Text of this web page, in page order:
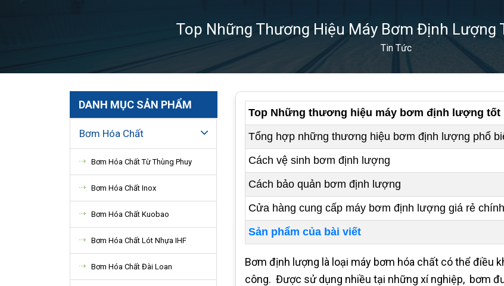
Top Những Thương Hiệu Máy Bơm Định Lượng
Tin Tức
DANH MỤC SẢN PHẨM
Bơm Hóa Chất
Bơm Hóa Chất Từ Thùng Phuy
Bơm Hóa Chất Inox
Bơm Hóa Chất Kuobao
Bơm Hóa Chất Lót Nhựa IHF
Bơm Hóa Chất Đài Loan
Top Những thương hiệu máy bơm định lượng tốt
Tổng hợp những thương hiệu bơm định lượng phổ
Cách vệ sinh bơm định lượng
Cách bảo quản bơm định lượng
Cửa hàng cung cấp máy bơm định lượng giá rẻ
Sản phẩm của bài viết
Bơm định lượng là loại máy bơm hóa chất có thể điều
công. Được sử dụng nhiều tại những xí nghiệp, bơm